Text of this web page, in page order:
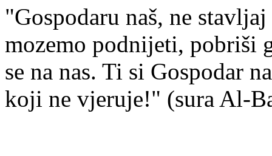
"Gospodaru naš, ne
mozemo podnijeti, pobriši
se na nas. Ti si Gospodar
koji ne vjeruje!" (sura Al-